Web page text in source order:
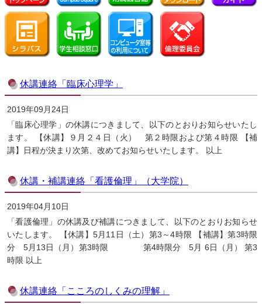
休講連絡「臨床心理学」
2019年09月24日
「臨床心理学」の休講につきまして、以下のとおりお知らせいたし
ます。 【休講】９月２４日（火） 第２時限および第４時限 【補
講】日程が決まり次第、改めてお知らせいたします。 以上
休講・補講連絡「看護倫理」（大学院）
2019年04月10日
「看護倫理」の休講及び補講につきまして、以下のとおりお知らせ
いたします。 【休講】5月11日（土）第3～4時限 【補講】第3時限
分 5月13日（月）第3時限 第4時限分 5月 6日（月） 第3
時限 以上
休講連絡「こころのしくみの理解」